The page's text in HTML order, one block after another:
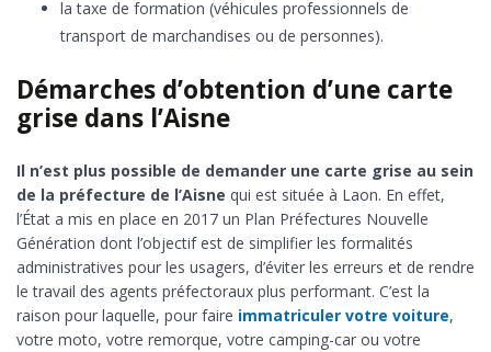
la taxe de formation (véhicules professionnels de
transport de marchandises ou de personnes).
Démarches d’obtention d’une carte
grise dans l’Aisne
Il n’est plus possible de demander une carte grise au sein
de la préfecture de l’Aisne qui est située à Laon. En effet,
l’État a mis en place en 2017 un Plan Préfectures Nouvelle
Génération dont l’objectif est de simplifier les formalités
administratives pour les usagers, d’éviter les erreurs et de rendre
le travail des agents préfectoraux plus performant. C’est la
raison pour laquelle, pour faire immatriculer votre voiture,
votre moto, votre remorque, votre camping-car ou votre